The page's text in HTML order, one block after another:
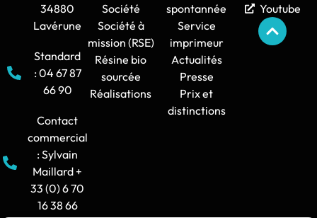
34880
Lavérune
Standard
: 04 67 87
66 90
Contact
commercial
: Sylvain
Maillard +
33 (0) 6 70
16 38 66
Société
Société à
mission (RSE)
Résine bio
sourcée
Réalisations
spontannée
Service
imprimeur
Actualités
Presse
Prix et
distinctions
Youtube